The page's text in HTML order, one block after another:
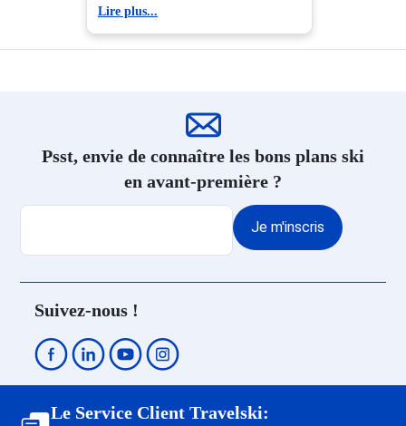
Hôtel Ski Saint Lary Soulan
Lire plus...
Psst, envie de connaître les bons plans ski
en avant-première ?
Je m'inscris
Suivez-nous !
Le Service Client Travelski: